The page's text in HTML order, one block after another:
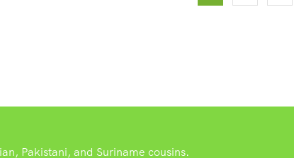
Pakistani, and Suriname cousins.